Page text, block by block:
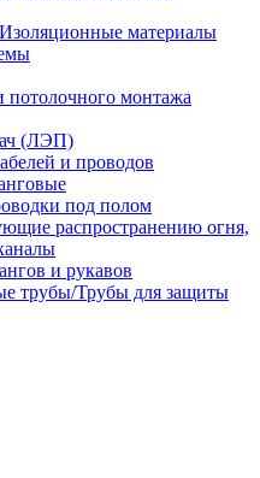
материалы
потолочного монтажа
(ЛЭП)
и проводов
под полом
распространению огня,
и рукавов
трубы/Трубы для защиты